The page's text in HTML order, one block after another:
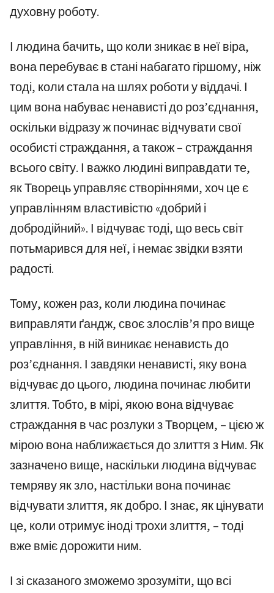
духовну роботу.
І людина бачить, що коли зникає в неї віра,
вона перебуває в стані набагато гіршому, ніж
тоді, коли стала на шлях роботи у віддачі. І
цим вона набуває ненависті до роз’єднання,
оскільки відразу ж починає відчувати свої
особисті страждання, а також – страждання
всього світу. І важко людині виправдати те,
як Творець управляє створіннями, хоч це є
управлінням властивістю «добрий і
добродійний». І відчуває тоді, що весь світ
потьмарився для неї, і немає звідки взяти
радості.
Тому, кожен раз, коли людина починає
виправляти ґандж, своє злослів’я про вище
управління, в ній виникає ненависть до
роз’єднання. І завдяки ненависті, яку вона
відчуває до цього, людина починає любити
злиття. Тобто, в мірі, якою вона відчуває
страждання в час розлуки з Творцем, – цією ж
мірою вона наближається до злиття з Ним. Як
зазначено вище, наскільки людина відчуває
темряву як зло, настільки вона починає
відчувати злиття, як добро. І знає, як цінувати
це, коли отримує іноді трохи злиття, – тоді
вже вміє дорожити ним.
І зі сказаного зможемо зрозуміти, що всі